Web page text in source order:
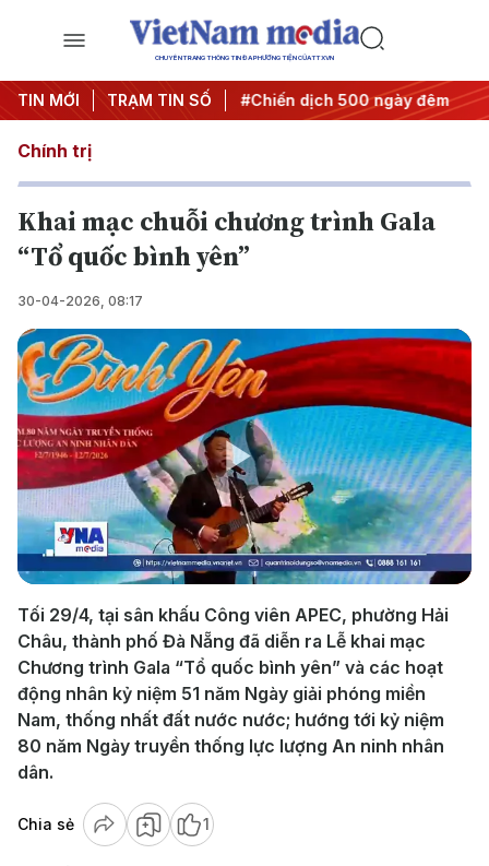
CHUYÊN TRANG THÔNG TIN ĐA PHƯƠNG TIỆN CỦA TTXVN
TIN MỚI TRẠM TIN SỐ
quyết thành hành động #Chiến dịch 500 ngày đêm
Chính trị
Khai mạc chuỗi chương trình Gala
“Tổ quốc bình yên”
30-04-2026, 08:17
Play
Video
Tối 29/4, tại sân khấu Công viên APEC, phường Hải
Châu, thành phố Đà Nẵng đã diễn ra Lễ khai mạc
Chương trình Gala “Tổ quốc bình yên” và các hoạt
động nhân kỷ niệm 51 năm Ngày giải phóng miền
Nam, thống nhất đất nước nước; hướng tới kỷ niệm
80 năm Ngày truyền thống lực lượng An ninh nhân
dân.
Chia sẻ 1